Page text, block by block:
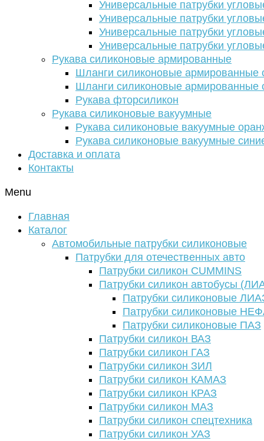
Универсальные патрубки
Универсальные патрубки
Универсальные патрубки
Универсальные патрубки
Рукава силиконовые армированные
Шланги силиконовые армированные
Шланги силиконовые армированные
Рукава фторсиликон
Рукава силиконовые вакуумные
Рукава силиконовые вакуумные
Рукава силиконовые вакуумные
Доставка и оплата
Контакты
Menu
Главная
Каталог
Автомобильные патрубки силиконовые
Патрубки для отечественных авто
Патрубки силикон CUMMINS
Патрубки силикон автобусы
Патрубки силиконовые
Патрубки силиконовые
Патрубки силиконовые ПАЗ
Патрубки силикон ВАЗ
Патрубки силикон ГАЗ
Патрубки силикон ЗИЛ
Патрубки силикон КАМАЗ
Патрубки силикон КРАЗ
Патрубки силикон МАЗ
Патрубки силикон спецтехника
Патрубки силикон УАЗ